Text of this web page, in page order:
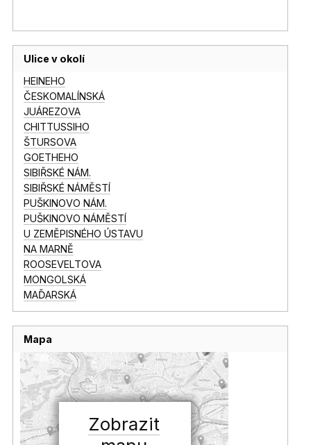
Ulice v okolí
HEINEHO
ČESKOMALÍNSKÁ
JUÁREZOVA
CHITTUSSIHO
ŠTURSOVA
GOETHEHO
SIBIŘSKÉ NÁM.
SIBIŘSKÉ NÁMĚSTÍ
PUŠKINOVO NÁM.
PUŠKINOVO NÁMĚSTÍ
U ZEMĚPISNÉHO ÚSTAVU
NA MARNĚ
ROOSEVELTOVA
MONGOLSKÁ
MAĎARSKÁ
Mapa
Zobrazit